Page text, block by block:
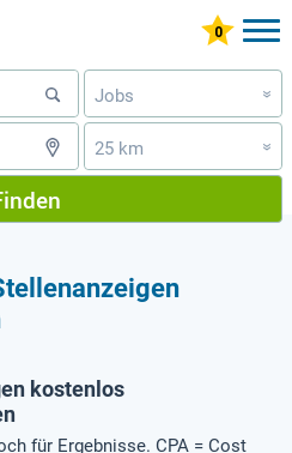
Jobs »
25 km »
kostenlos
für Ergebnisse. CPA = Cost